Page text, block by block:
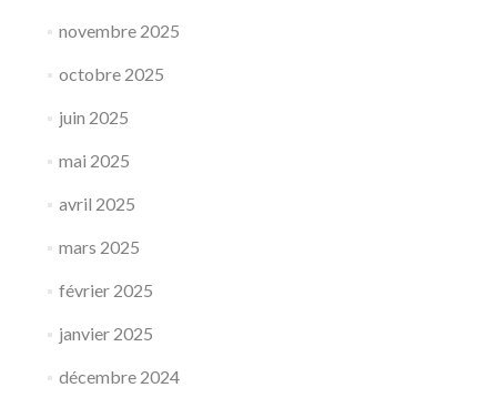
novembre 2025
octobre 2025
juin 2025
mai 2025
avril 2025
mars 2025
février 2025
janvier 2025
décembre 2024